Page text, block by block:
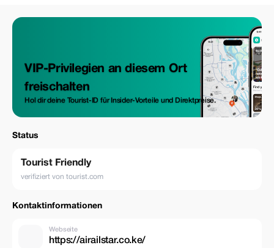
VIP-Privilegien an diesem Ort
freischalten
Hol dir deine Tourist-ID für Insider-Vorteile und Direktpreise.
Status
Tourist Friendly
verifiziert von tourist.com
Kontaktinformationen
Webseite
https://airailstar.co.ke/